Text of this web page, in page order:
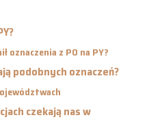
oznaczenia z PO na PY?
podobnych oznaczeń?
czekają nas w